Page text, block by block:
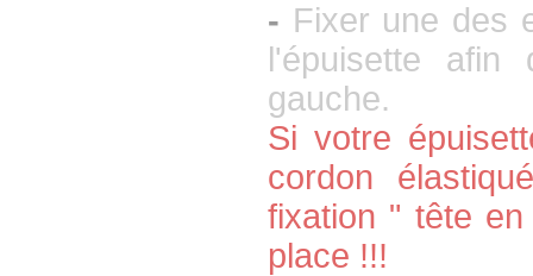
- Fixer une des
l'épuisette afin
gauche.
Si votre
cordon
fixation " tête
place !!!